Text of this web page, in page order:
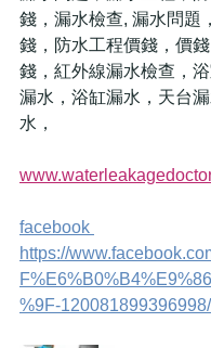
錢，漏水檢查, 漏水問題
錢，防水工程價錢，價
錢，紅外線漏水檢查，
漏水，浴缸漏水，天台
水，
facebook
https://
%9F-120081899396998/